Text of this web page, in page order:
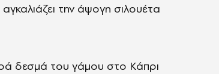
την άψογη σιλουέτα
δεσμά του γάμου στο Κάπρι